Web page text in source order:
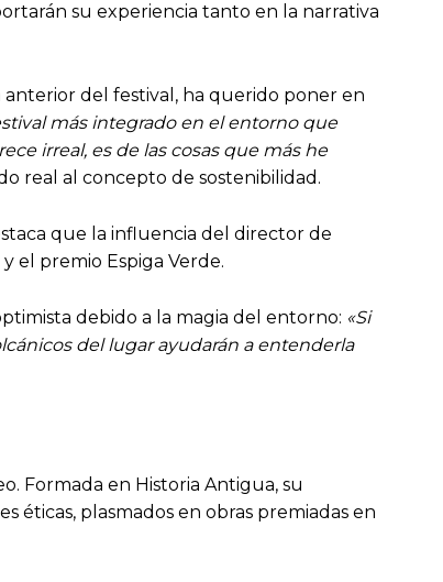
su experiencia tanto en la narrativa
del festival, ha querido poner en
más integrado en el entorno que
irreal, es de las cosas que más he
real al concepto de sostenibilidad.
que la influencia del director de
el premio Espiga Verde.
debido a la magia del entorno: «Si
del lugar ayudarán a entenderla
Formada en Historia Antigua, su
éticas, plasmados en obras premiadas en